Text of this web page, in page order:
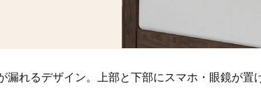
漏れるデザイン。上部と下部にスマホ・眼鏡が置